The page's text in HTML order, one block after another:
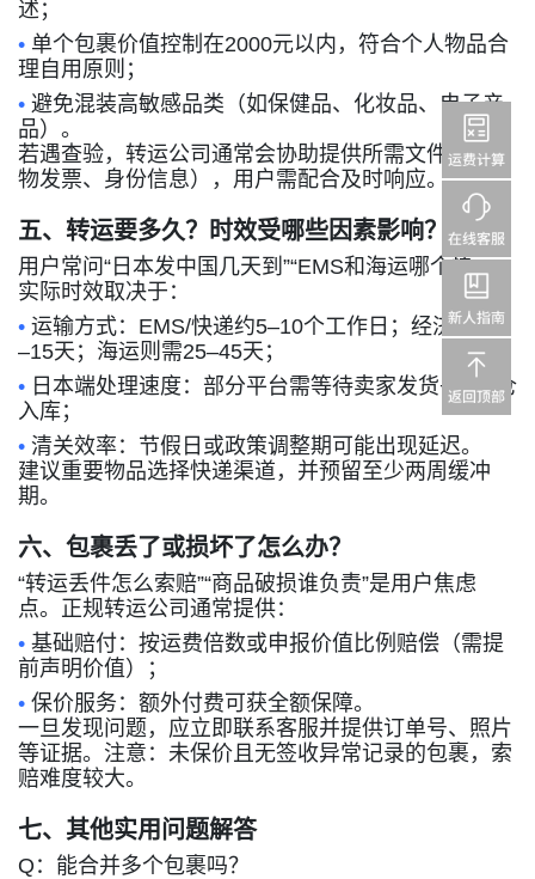
述；
• 单个包裹价值控制在2000元以内，符合个人物品合
理自用原则；
• 避免混装高敏感品类（如保健品、化妆品、电子产
品）。
若遇查验，转运公司通常会协助提供所需文件（如购
物发票、身份信息），用户需配合及时响应。
五、转运要多久？时效受哪些因素影响？
用户常问“ 日本发中国几天到 ”“EMS和海运哪个快”。
实际时效取决于：
• 运输方式： EMS/快递约5–10个工作日；经济空运7
–15天；海运则需25–45天；
• 日本端处理速度：部分平台需等待卖家发货+转运仓
入库；
• 清关效率：节假日或政策调整期可能出现延迟。
建议重要物品选择快递渠道，并预留至少两周缓冲
期。
六、包裹丢了或损坏了怎么办？
“转运丢件怎么索赔”“商品破损谁负责”是用户焦虑
点。正规转运公司通常提供：
• 基础赔付：按运费倍数或申报价值比例赔偿（需提
前声明价值）；
• 保价服务：额外付费可获全额保障。
一旦发现问题，应立即联系客服并提供订单号、照片
等证据。注意：未保价且无签收异常记录的包裹，索
赔难度较大。
七、其他实用问题解答
Q ：能合并多个包裹吗？